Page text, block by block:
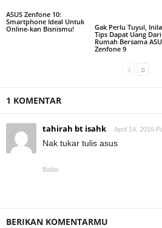
ASUS Zenfone 10:
Smartphone Ideal Untuk
Online-kan Bisnismu!
Gak Perlu Tuyul,
Tips Dapat Uang Dari
Rumah Bersama
Zenfone 9
1 KOMENTAR
tahirah bt isahk April 14, 2016
Nak tukar tulis asus
Balas
BERIKAN KOMENTARMU